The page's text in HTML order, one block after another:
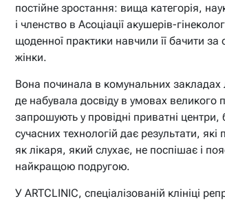
постійне зростання: вища категорія,
і членство в Асоціації акушерів-
щоденної практики навчили її бачити
жінки.
Вона починала в комунальних
де набувала досвіду в умовах великого
запрошують у провідні приватні
сучасних технологій дає результати, які
як лікаря, який слухає, не поспішає і
найкращою подругою.
У ARTCLINIC, спеціалізованій клініці